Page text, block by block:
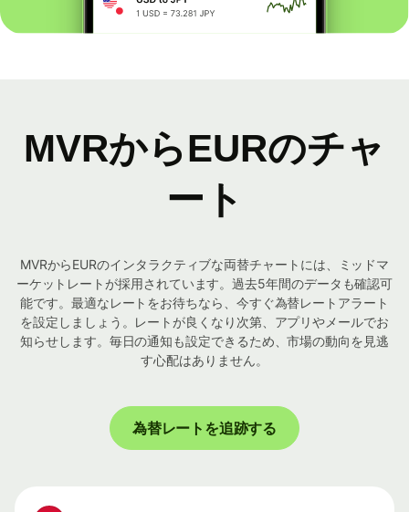
MVRからEURのチャ
ート
MVRからEURのインタラクティブな両替チャートには、ミッドマ
ーケットレートが採用されています。過去5年間のデータも確認可
能です。最適なレートをお待ちなら、今すぐ為替レートアラート
を設定しましょう。レートが良くなり次第、アプリやメールでお
知らせします。毎日の通知も設定できるため、市場の動向を見逃
す心配はありません。
為替レートを追跡する